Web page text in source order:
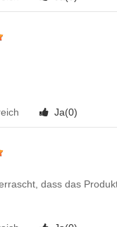
Ja(0)
dass das